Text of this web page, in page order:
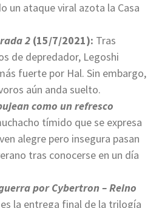
un ataque viral azota la Casa
2 (15/7/2021): Tras
de depredador, Legoshi
fuerte por Hal. Sin embargo,
aún anda suelto.
como un refresco
tímido que se expresa
alegre pero insegura pasan
tras conocerse en un día
por Cybertron – Reino
la entrega final de la trilogía